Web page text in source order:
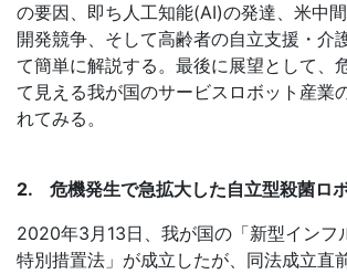
の要因、即ち人工知能(AI)の発達、米中
開発競争、そして高齢者の自立支援・介
て簡単に解説する。最後に展望として、
て見える我が国のサービスロボット産業
れてみる。
2. 危機発生で急拡大した自立型殺菌ロ
2020年3月 13日、我が国の「新型インフ
特別措置法」が成立したが、同法成立直